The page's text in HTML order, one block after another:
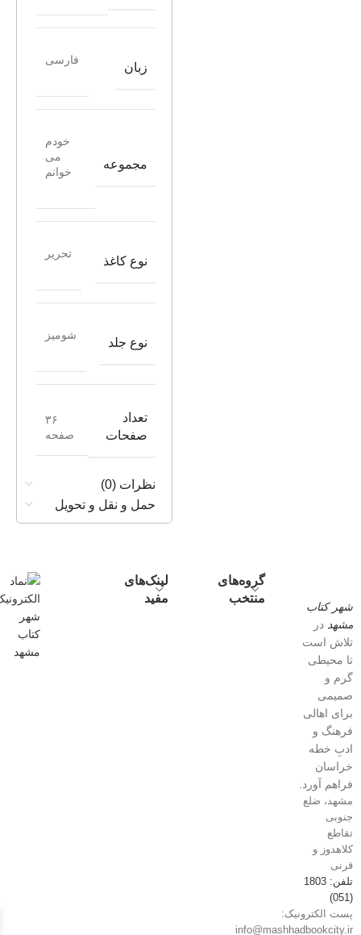
زبان
فارسی
مجموعه
خودم
می
خوانم
نوع کاغذ
تحریر
نوع جلد
شومیز
تعداد
صفحات
۳۶
صفحه
نظرات (0)
حمل و نقل و تحویل
شهر کتاب
مشهد در
تلاش است
تا محیطی
گرم و
صمیمی
برای اهالی
فرهنگ و
ادبِ خطه
خراسان
فراهم آورد.
مشهد، ضلع
جنوبی
تقاطع
کلاهدوز و
قرنی
تلفن: 1803
(051)
پست الکترونیک:
info@mashhadbookcity.ir
گروه‌های
منتخب
لینک‌های
مفید